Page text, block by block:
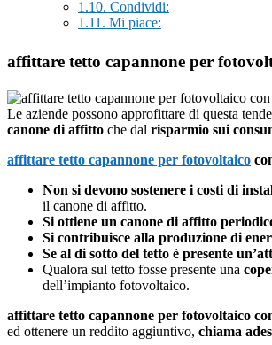
1.10. Condividi:
1.11. Mi piace:
affittare tetto capannone per
Le aziende possono approfittare di questa
canone di affitto che dal risparmio sui
affittare tetto capannone per fotovoltaico
Non si devono sostenere i costi di
il canone di affitto.
Si ottiene un canone di affitto
Si contribuisce alla produzione di
Se al di sotto del tetto è presente
Qualora sul tetto fosse presente una
dell’impianto fotovoltaico.
affittare tetto capannone per fotovoltaico
ed ottenere un reddito aggiuntivo, chiama